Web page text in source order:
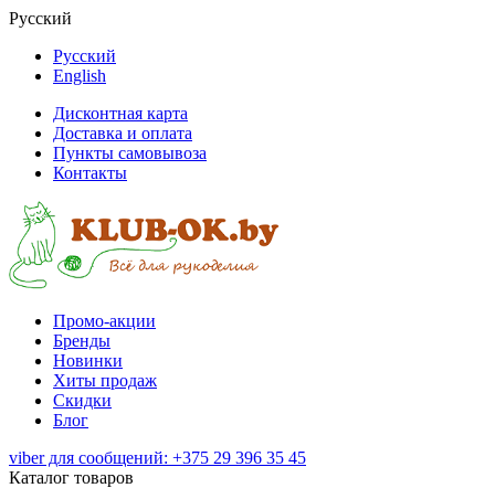
Русский
Русский
English
Дисконтная карта
Доставка и оплата
Пункты самовывоза
Контакты
Промо-акции
Бренды
Новинки
Хиты продаж
Скидки
Блог
viber для сообщений: +375 29 396 35 45
Каталог товаров